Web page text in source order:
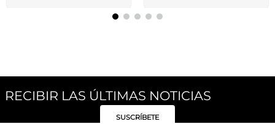
RECIBIR LAS ÚLTIMAS NOTICIAS
SUSCRÍBETE